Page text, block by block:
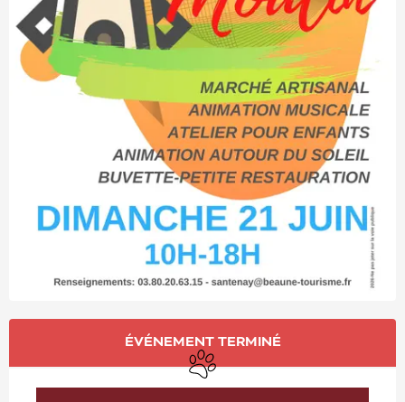
OUVERTURE ET
ÉVÉNEMENT TERMINÉ
Animaux acceptés